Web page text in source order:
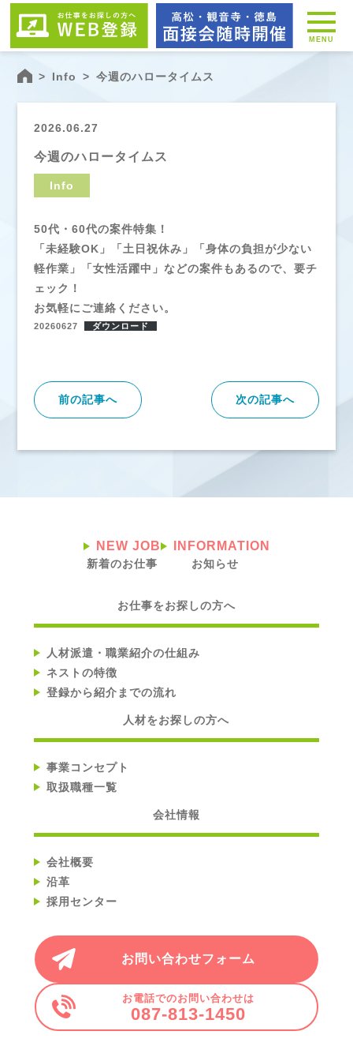
MENU
> Info > 今週のハロータイムス
2026.06.27
今週のハロータイムス
Info
50代・60代の案件特集！
「未経験OK」「土日祝休み」「身体の負担が少ない
軽作業」「女性活躍中」などの案件もあるので、要チ
ェック！
お気軽にご連絡ください。
20260627 ダウンロード
前の記事へ 次の記事へ
NEW JOB
新着のお仕事
INFORMATION
お知らせ
お仕事をお探しの方へ
人材派遣・職業紹介の仕組み
ネストの特徴
登録から紹介までの流れ
人材をお探しの方へ
事業コンセプト
取扱職種一覧
会社情報
会社概要
沿革
採用センター
お問い合わせフォーム
お電話でのお問い合わせは
087-813-1450